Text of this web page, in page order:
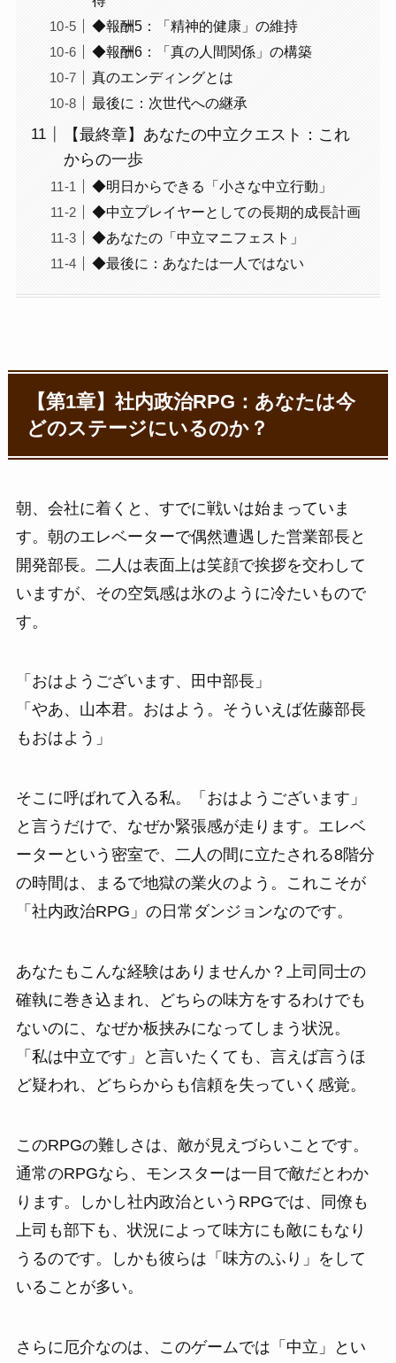
◆報酬5：「精神的健康」の維持
◆報酬6：「真の人間関係」の構築
真のエンディングとは
最後に：次世代への継承
【最終章】あなたの中立クエスト：これ
からの一歩
◆明日からできる「小さな中立行動」
◆中立プレイヤーとしての長期的成長計画
◆あなたの「中立マニフェスト」
◆最後に：あなたは一人ではない
【第1章】社内政治RPG：あなたは今
どのステージにいるのか？
朝、会社に着くと、すでに戦いは始まっていま
す。朝のエレベーターで偶然遭遇した営業部長と
開発部長。二人は表面上は笑顔で挨拶を交わして
いますが、その空気感は氷のように冷たいもので
す。
「おはようございます、田中部長」
「やあ、山本君。おはよう。そういえば佐藤部長
もおはよう」
そこに呼ばれて入る私。「おはようございます」
と言うだけで、なぜか緊張感が走ります。エレベ
ーターという密室で、二人の間に立たされる8階分
の時間は、まるで地獄の業火のよう。これこそが
「社内政治RPG」の日常ダンジョンなのです。
あなたもこんな経験はありませんか？上司同士の
確執に巻き込まれ、どちらの味方をするわけでも
ないのに、なぜか板挟みになってしまう状況。
「私は中立です」と言いたくても、言えば言うほ
ど疑われ、どちらからも信頼を失っていく感覚。
このRPGの難しさは、敵が見えづらいことです。
通常のRPGなら、モンスターは一目で敵だとわか
ります。しかし社内政治というRPGでは、同僚も
上司も部下も、状況によって味方にも敵にもなり
うるのです。しかも彼らは「味方のふり」をして
いることが多い。
さらに厄介なのは、このゲームでは「中立」とい